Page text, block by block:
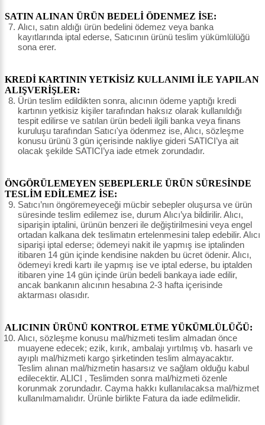
SATIN ALINAN ÜRÜN BEDELİ ÖDENMEZ İSE:
Alıcı, satın aldığı ürün bedelini ödemez veya banka
kayıtlarında iptal ederse, Satıcının ürünü teslim yükümlülüğü
sona erer.
KREDİ KARTININ YETKİSİZ KULLANIMI İLE YAPILAN
ALIŞVERİŞLER:
Ürün teslim edildikten sonra, alıcının ödeme yaptığı kredi
kartının yetkisiz kişiler tarafından haksız olarak kullanıldığı
tespit edilirse ve satılan ürün bedeli ilgili banka veya finans
kuruluşu tarafından Satıcı'ya ödenmez ise, Alıcı, sözleşme
konusu ürünü 3 gün içerisinde nakliye gideri SATICI’ya ait
olacak şekilde SATICI’ya iade etmek zorundadır.
ÖNGÖRÜLEMEYEN SEBEPLERLE ÜRÜN SÜRESİNDE
TESLİM EDİLEMEZ İSE:
Satıcı’nın öngöremeyeceği mücbir sebepler oluşursa ve ürün
süresinde teslim edilemez ise, durum Alıcı’ya bildirilir. Alıcı,
siparişin iptalini, ürünün benzeri ile değiştirilmesini veya engel
ortadan kalkana dek teslimatın ertelenmesini talep edebilir. Alıcı
siparişi iptal ederse; ödemeyi nakit ile yapmış ise iptalinden
itibaren 14 gün içinde kendisine nakden bu ücret ödenir. Alıcı,
ödemeyi kredi kartı ile yapmış ise ve iptal ederse, bu iptalden
itibaren yine 14 gün içinde ürün bedeli bankaya iade edilir,
ancak bankanın alıcının hesabına 2-3 hafta içerisinde
aktarması olasıdır.
ALICININ ÜRÜNÜ KONTROL ETME YÜKÜMLÜLÜĞÜ:
Alıcı, sözleşme konusu mal/hizmeti teslim almadan önce
muayene edecek; ezik, kırık, ambalajı yırtılmış vb. hasarlı ve
ayıplı mal/hizmeti kargo şirketinden teslim almayacaktır.
Teslim alınan mal/hizmetin hasarsız ve sağlam olduğu kabul
edilecektir. ALICI , Teslimden sonra mal/hizmeti özenle
korunmak zorundadır. Cayma hakkı kullanılacaksa mal/hizmet
kullanılmamalıdır. Ürünle birlikte Fatura da iade edilmelidir.